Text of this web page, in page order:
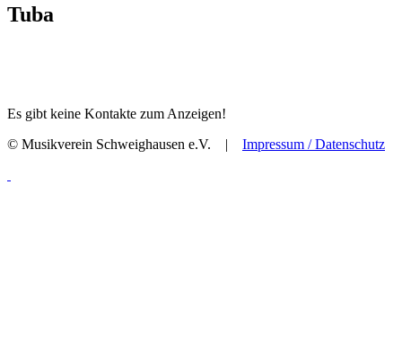
Tuba
Es gibt keine Kontakte zum Anzeigen!
© Musikverein Schweighausen e.V. | Impressum / Datenschutz